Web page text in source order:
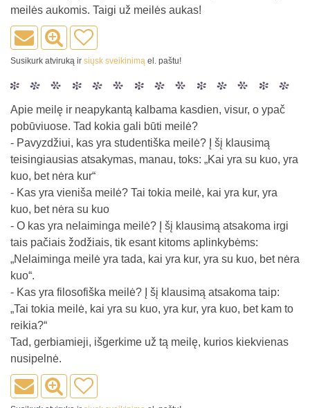
meilės aukomis. Taigi už meilės aukas!
Susikurk atviruką ir siųsk sveikinimą el. paštu!
Apie meilę ir neapykantą kalbama kasdien, visur, o ypač
pobūviuose. Tad kokia gali būti meilė?
- Pavyzdžiui, kas yra studentiška meilė? Į šį klausimą
teisingiausias atsakymas, manau, toks: „Kai yra su kuo, yra
kuo, bet nėra kur“
- Kas yra vieniša meilė? Tai tokia meilė, kai yra kur, yra
kuo, bet nėra su kuo
- O kas yra nelaiminga meilė? Į šį klausimą atsakoma irgi
tais pačiais žodžiais, tik esant kitoms aplinkybėms:
„Nelaiminga meilė yra tada, kai yra kur, yra su kuo, bet nėra
kuo“.
- Kas yra filosofiška meilė? Į šį klausimą atsakoma taip:
„Tai tokia meilė, kai yra su kuo, yra kur, yra kuo, bet kam to
reikia?“
Tad, gerbiamieji, išgerkime už tą meilę, kurios kiekvienas
nusipelnė.